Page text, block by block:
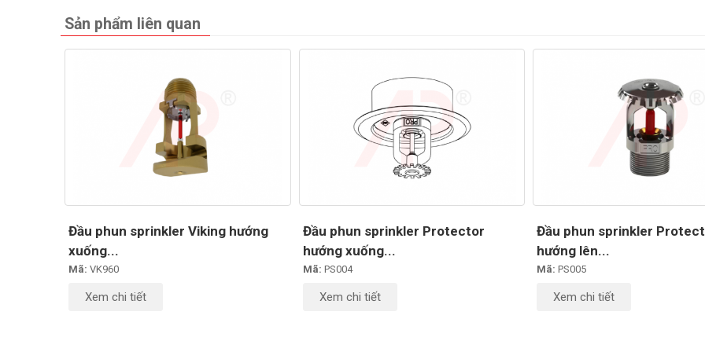
Sản phẩm liên quan
Đầu phun sprinkler Viking hướng
xuống...
Mã: VK960
Xem chi tiết
Đầu phun sprinkler Protector
hướng xuống...
Mã: PS004
Xem chi tiết
Đầu phun sprinkler
hướng lên...
Mã: PS005
Xem chi tiết